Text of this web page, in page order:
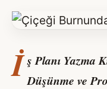
İş Planı Yazma
Düşünme ve